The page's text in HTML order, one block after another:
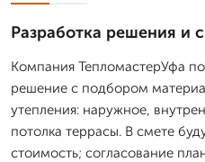
Разработка решения и
Компания ТепломастерУфа
решение с подбором
утепления: наружное,
потолка террасы. В смете
стоимость; согласование